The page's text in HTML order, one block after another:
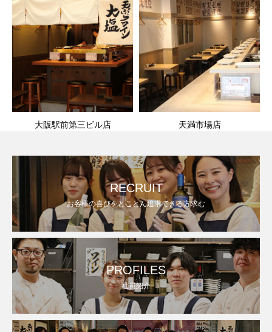
大阪駅前第三ビル店 天満市場店
RECRUIT
お客様の喜びをとことん追求できる方求む
PROFILES
社員紹介